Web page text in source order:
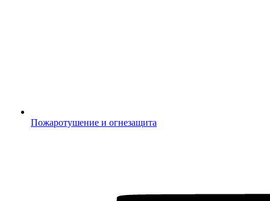
Пожаротушение и огнезащита